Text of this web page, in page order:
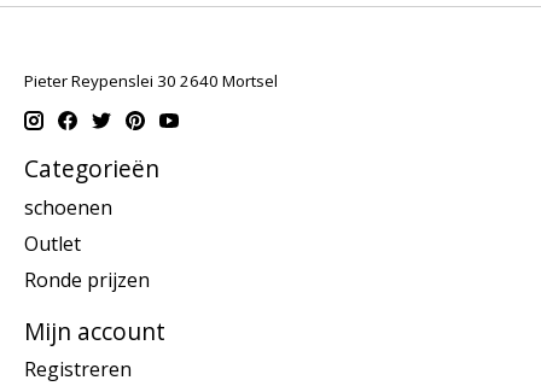
Pieter Reypenslei 30 2640 Mortsel
Categorieën
schoenen
Outlet
Ronde prijzen
Mijn account
Registreren